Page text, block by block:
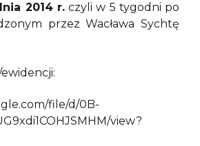
2014 r.czyli w 5 tygodni po
przez Wacława Sychtę
file/d/0B-
view?